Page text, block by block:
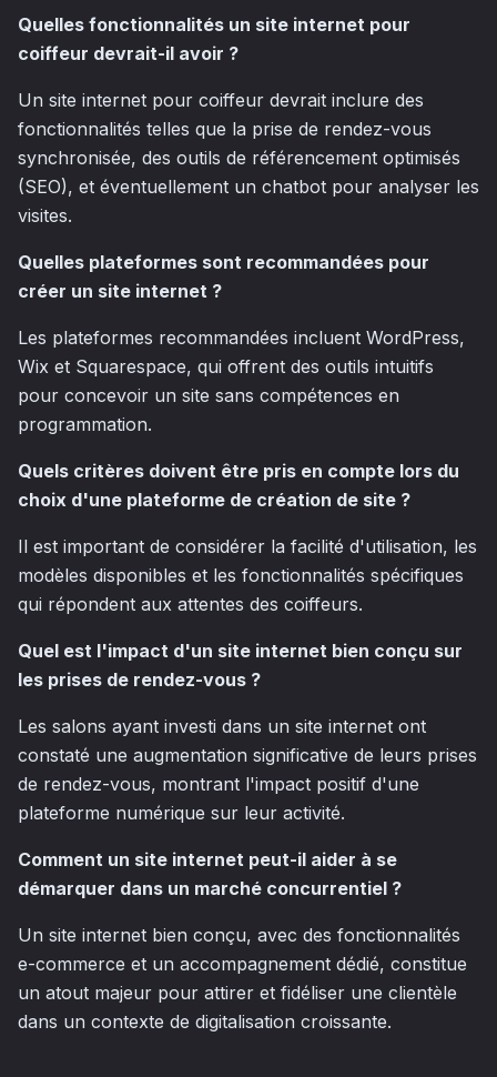
Quelles fonctionnalités un site internet pour
coiffeur devrait-il avoir ?
Un site internet pour coiffeur devrait inclure des
fonctionnalités telles que la prise de rendez-vous
synchronisée, des outils de référencement optimisés
(SEO), et éventuellement un chatbot pour analyser les
visites.
Quelles plateformes sont recommandées pour
créer un site internet ?
Les plateformes recommandées incluent WordPress,
Wix et Squarespace, qui offrent des outils intuitifs
pour concevoir un site sans compétences en
programmation.
Quels critères doivent être pris en compte lors du
choix d'une plateforme de création de site ?
Il est important de considérer la facilité d'utilisation, les
modèles disponibles et les fonctionnalités spécifiques
qui répondent aux attentes des coiffeurs.
Quel est l'impact d'un site internet bien conçu sur
les prises de rendez-vous ?
Les salons ayant investi dans un site internet ont
constaté une augmentation significative de leurs prises
de rendez-vous, montrant l'impact positif d'une
plateforme numérique sur leur activité.
Comment un site internet peut-il aider à se
démarquer dans un marché concurrentiel ?
Un site internet bien conçu, avec des fonctionnalités
e-commerce et un accompagnement dédié, constitue
un atout majeur pour attirer et fidéliser une clientèle
dans un contexte de digitalisation croissante.